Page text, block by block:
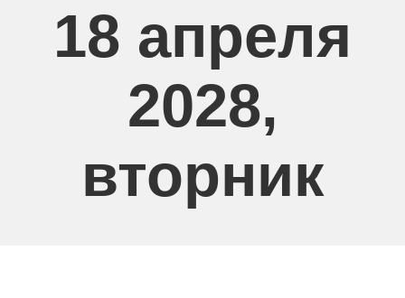
18 апреля
2028,
вторник